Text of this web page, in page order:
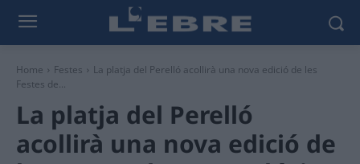
Home Festes
La platja del Perelló acollirà una nova edició de les
Festes de...
La platja del Perelló
acollirà una nova edició de